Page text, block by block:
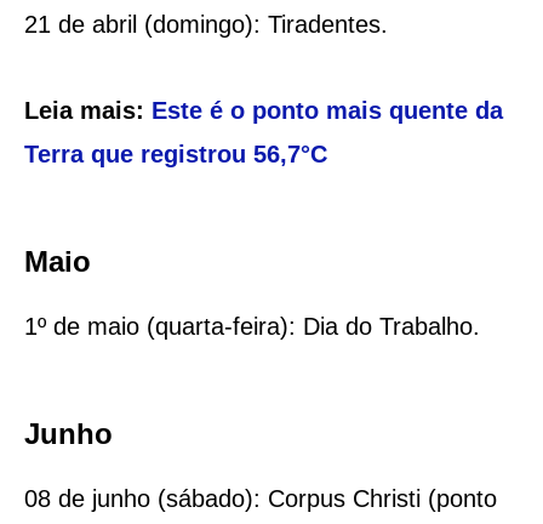
21 de abril (domingo): Tiradentes.
Leia mais: Este é o ponto mais quente da
Terra que registrou 56,7°C
Maio
1º de maio (quarta-feira): Dia do Trabalho.
Junho
08 de junho (sábado): Corpus Christi (ponto